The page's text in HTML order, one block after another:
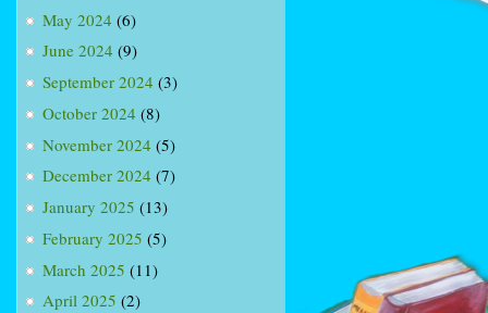
May 2024 (6)
June 2024 (9)
September 2024 (3)
October 2024 (8)
November 2024 (5)
December 2024 (7)
January 2025 (13)
February 2025 (5)
March 2025 (11)
April 2025 (2)